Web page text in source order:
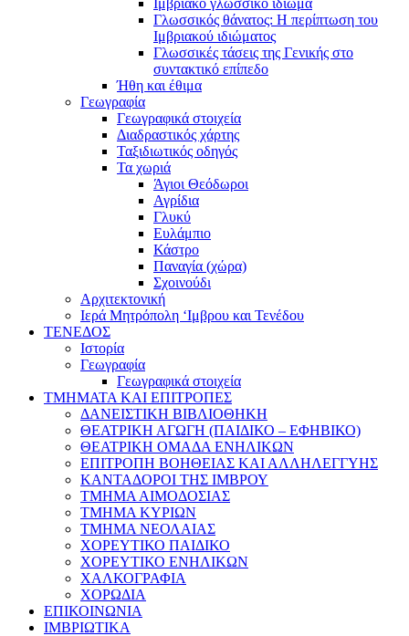
Ιμβριακό γλωσσικό ιδίωμα
Γλωσσικός θάνατος: Η περίπτωση του
Ιμβριακού ιδιώματος
Γλωσσικές τάσεις της Γενικής στο
συντακτικό επίπεδο
Ήθη και έθιμα
Γεωγραφία
Γεωγραφικά στοιχεία
Διαδραστικός χάρτης
Ταξιδιωτικός οδηγός
Τα χωριά
Άγιοι Θεόδωροι
Αγρίδια
Γλυκύ
Ευλάμπιο
Κάστρο
Παναγία (χώρα)
Σχοινούδι
Αρχιτεκτονική
Ιερά Μητρόπολη ‘Ιμβρου και Τενέδου
ΤΕΝΕΔΟΣ
Ιστορία
Γεωγραφία
Γεωγραφικά στοιχεία
ΤΜΗΜΑΤΑ ΚΑΙ ΕΠΙΤΡΟΠΕΣ
ΔΑΝΕΙΣΤΙΚΗ ΒΙΒΛΙΟΘΗΚΗ
ΘΕΑΤΡΙΚΗ ΑΓΩΓΗ (ΠΑΙΔΙΚΟ – ΕΦΗΒΙΚΟ)
ΘΕΑΤΡΙΚΗ ΟΜΑΔΑ ΕΝΗΛΙΚΩΝ
ΕΠΙΤΡΟΠΗ ΒΟΗΘΕΙΑΣ ΚΑΙ ΑΛΛΗΛΕΓΓΥΗΣ
ΚΑΝΤΑΔΟΡΟΙ ΤΗΣ ΙΜΒΡΟΥ
ΤΜΗΜΑ ΑΙΜΟΔΟΣΙΑΣ
ΤΜΗΜΑ ΚΥΡΙΩΝ
ΤΜΗΜΑ ΝΕΟΛΑΙΑΣ
ΧΟΡΕΥΤΙΚΟ ΠΑΙΔΙΚΟ
ΧΟΡΕΥΤΙΚΟ ΕΝΗΛΙΚΩΝ
ΧΑΛΚΟΓΡΑΦΙΑ
ΧΟΡΩΔΙΑ
ΕΠΙΚΟΙΝΩΝΙΑ
ΙΜΒΡΙΩΤΙΚΑ